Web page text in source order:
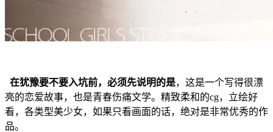
在犹豫要不要入坑前，必须先说明的是，这是一个写得很漂
亮的恋爱故事，也是青春伤痛文学。精致柔和的cg，立绘好
看，各类型美少女，如果只看画面的话，绝对是非常优秀的作
品。